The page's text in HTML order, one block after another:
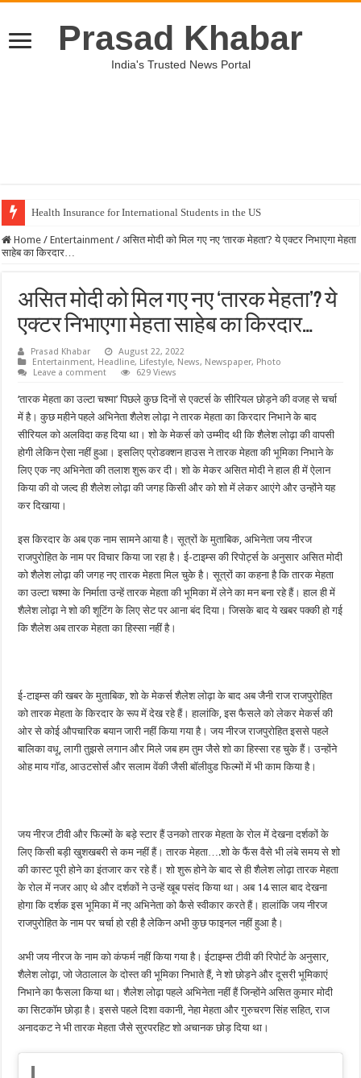
Prasad Khabar
India's Trusted News Portal
Health Insurance for International Students in the US
Home / Entertainment / असित मोदी को मिल गए नए ‘तारक मेहता’? ये एक्टर निभाएगा मेहता
साहेब का किरदार…
असित मोदी को मिल गए नए ‘तारक मेहता’? ये
एक्टर निभाएगा मेहता साहेब का किरदार…
Prasad Khabar
August 22, 2022
Entertainment, Headline, Lifestyle, News, Newspaper, Photo
Leave a comment
629 Views
‘तारक मेहता का उल्टा चश्मा’ पिछले कुछ दिनों से एक्टर्स के सीरियल छोड़ने की वजह से चर्चा
में है। कुछ महीने पहले अभिनेता शैलेश लोढ़ा ने तारक मेहता का किरदार निभाने के बाद
सीरियल को अलविदा कह दिया था। शो के मेकर्स को उम्मीद थी कि शैलेश लोढ़ा की वापसी
होगी लेकिन ऐसा नहीं हुआ। इसलिए प्रोडक्शन हाउस ने तारक मेहता की भूमिका निभाने के
लिए एक नए अभिनेता की तलाश शुरू कर दी। शो के मेकर असित मोदी ने हाल ही में ऐलान
किया की वो जल्द ही शैलेश लोढ़ा की जगह किसी और को शो में लेकर आएंगे और उन्होंने यह
कर दिखाया।
इस किरदार के अब एक नाम सामने आया है। सूत्रों के मुताबिक, अभिनेता जय नीरज
राजपुरोहित के नाम पर विचार किया जा रहा है। ई-टाइम्स की रिपोर्ट्स के अनुसार असित मोदी
को शैलेश लोढ़ा की जगह नए तारक मेहता मिल चुके है। सूत्रों का कहना है कि तारक मेहता
का उल्टा चश्मा के निर्माता उन्हें तारक मेहता की भूमिका में लेने का मन बना रहे हैं। हाल ही में
शैलेश लोढ़ा ने शो की शूटिंग के लिए सेट पर आना बंद दिया। जिसके बाद ये खबर पक्की हो गई
कि शैलेश अब तारक मेहता का हिस्सा नहीं है।
ई-टाइम्स की खबर के मुताबिक, शो के मेकर्स शैलेश लोढ़ा के बाद अब जैनी राज राजपुरोहित
को तारक मेहता के किरदार के रूप में देख रहे हैं। हालांकि, इस फैसले को लेकर मेकर्स की
ओर से कोई औपचारिक बयान जारी नहीं किया गया है। जय नीरज राजपुरोहित इससे पहले
बालिका वधू, लागी तुझसे लगान और मिले जब हम तुम जैसे शो का हिस्सा रह चुके हैं। उन्होंने
ओह माय गॉड, आउटसोर्स और सलाम वेंकी जैसी बॉलीवुड फिल्मों में भी काम किया है।
जय नीरज टीवी और फिल्मों के बड़े स्टार हैं उनको तारक मेहता के रोल में देखना दर्शकों के
लिए किसी बड़ी खुशखबरी से कम नहीं हैं। तारक मेहता….शो के फैंस वैसे भी लंबे समय से शो
की कास्ट पूरी होने का इंतजार कर रहे हैं। शो शुरू होने के बाद से ही शैलेश लोढ़ा तारक मेहता
के रोल में नजर आए थे और दर्शकों ने उन्हें खूब पसंद किया था। अब 14 साल बाद देखना
होगा कि दर्शक इस भूमिका में नए अभिनेता को कैसे स्वीकार करते हैं। हालांकि जय नीरज
राजपुरोहित के नाम पर चर्चा हो रही है लेकिन अभी कुछ फाइनल नहीं हुआ है।
अभी जय नीरज के नाम को कंफर्म नहीं किया गया है। ईटाइम्स टीवी की रिपोर्ट के अनुसार,
शैलेश लोढ़ा, जो जेठालाल के दोस्त की भूमिका निभाते हैं, ने शो छोड़ने और दूसरी भूमिकाएं
निभाने का फैसला किया था। शैलेश लोढ़ा पहले अभिनेता नहीं हैं जिन्होंने असित कुमार मोदी
का सिटकॉम छोड़ा है। इससे पहले दिशा वकानी, नेहा मेहता और गुरुचरण सिंह सहित, राज
अनादकट ने भी तारक मेहता जैसे सुरपरहिट शो अचानक छोड़ दिया था।